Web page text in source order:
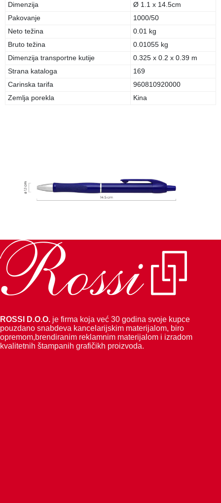
Dimenzija
Ø 1.1 x 14.5cm
Pakovanje
1000/50
Neto težina
0.01 kg
Bruto težina
0.01055 kg
Dimenzija transportne kutije
0.325 x 0.2 x 0.39 m
Strana kataloga
169
Carinska tarifa
960810920000
Zemlja porekla
Kina
ROSSI D.O.O. je firma koja već 30 godina svoje kupce
pouzdano snabdeva kancelarijskim materijalom, biro
opremom,brendiranim reklamnim materijalom i izradom
kvalitetnih štampanih grafičikh proizvoda.